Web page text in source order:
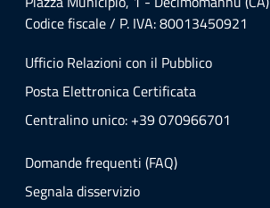
Codice fiscale / P. IVA: 80013450921
Ufficio Relazioni con il Pubblico
Posta Elettronica Certificata
Centralino unico: +39 070966701
Domande frequenti (FAQ)
Segnala disservizio